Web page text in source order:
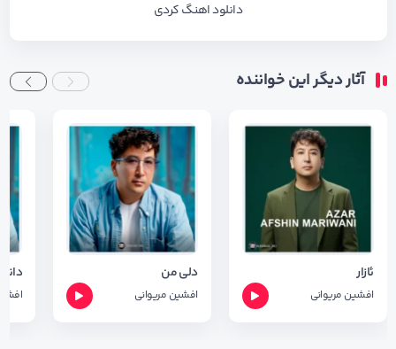
دانلود اهنگ کردی
آثار دیگر این خواننده
ئازار
افشین مریوانی
دلی من
افشین مریوانی